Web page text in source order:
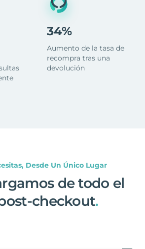
34%
Aumento de la tasa de
recompra tras una
devolución
Desde Un Único Lugar
de todo el
checkout.